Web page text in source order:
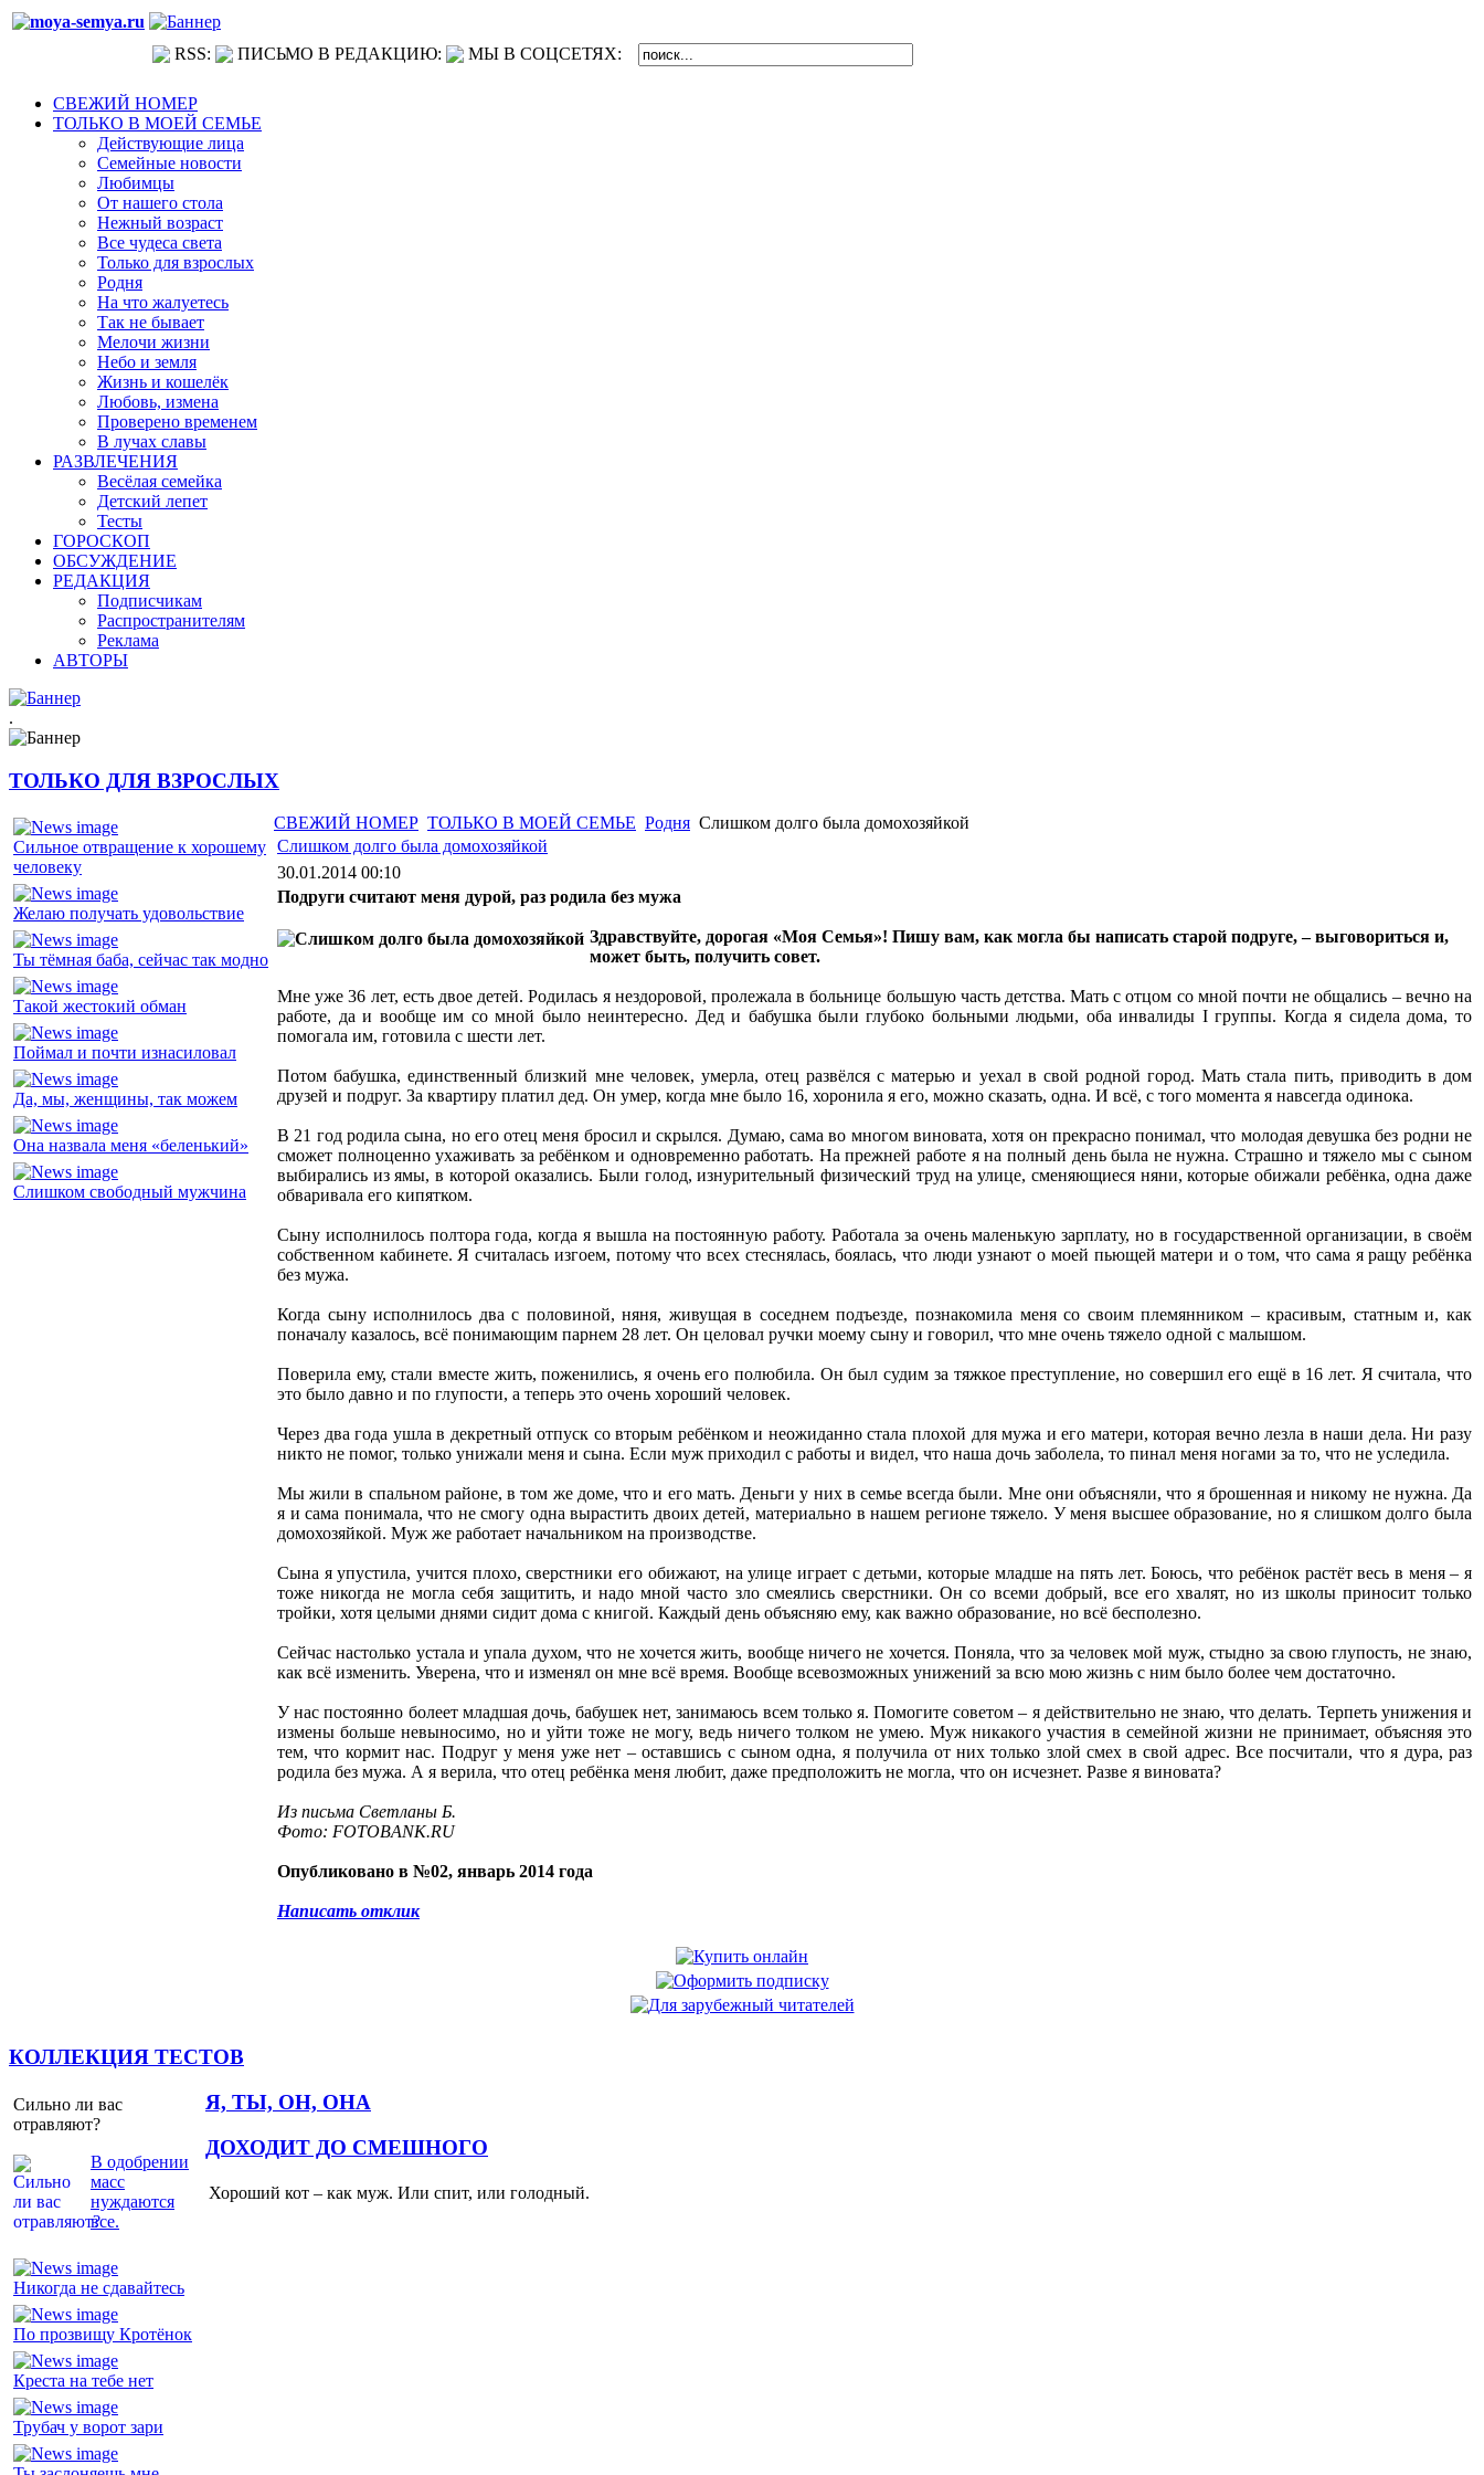
RSS: ПИСЬМО В РЕДАКЦИЮ: МЫ В СОЦСЕТЯХ:
СВЕЖИЙ НОМЕР
ТОЛЬКО В МОЕЙ СЕМЬЕ
Действующие лица
Семейные новости
Любимцы
От нашего стола
Нежный возраст
Все чудеса света
Только для взрослых
Родня
На что жалуетесь
Так не бывает
Мелочи жизни
Небо и земля
Жизнь и кошелёк
Любовь, измена
Проверено временем
В лучах славы
РАЗВЛЕЧЕНИЯ
Весёлая семейка
Детский лепет
Тесты
ГОРОСКОП
ОБСУЖДЕНИЕ
РЕДАКЦИЯ
Подписчикам
Распространителям
Реклама
АВТОРЫ
.
ТОЛЬКО ДЛЯ ВЗРОСЛЫХ
Сильное отвращение к хорошему
человеку
Желаю получать удовольствие
Ты тёмная баба, сейчас так модно
Такой жестокий обман
Поймал и почти изнасиловал
Да, мы, женщины, так можем
Она назвала меня «беленький»
Слишком свободный мужчина
СВЕЖИЙ НОМЕР ТОЛЬКО В МОЕЙ СЕМЬЕ Родня Слишком долго была домохозяйкой
Слишком долго была домохозяйкой
30.01.2014 00:10
Подруги считают меня дурой, раз родила без мужа
Здравствуйте, дорогая «Моя Семья»! Пишу вам, как могла бы написать старой подруге, – выговориться и,
может быть, получить совет.
Мне уже 36 лет, есть двое детей. Родилась я нездоровой, пролежала в больнице большую часть детства. Мать с отцом со мной почти не общались – вечно на
работе, да и вообще им со мной было неинтересно. Дед и бабушка были глубоко больными людьми, оба инвалиды I группы. Когда я сидела дома, то
помогала им, готовила с шести лет.
Потом бабушка, единственный близкий мне человек, умерла, отец развёлся с матерью и уехал в свой родной город. Мать стала пить, приводить в дом
друзей и подруг. За квартиру платил дед. Он умер, когда мне было 16, хоронила я его, можно сказать, одна. И всё, с того момента я навсегда одинока.
В 21 год родила сына, но его отец меня бросил и скрылся. Думаю, сама во многом виновата, хотя он прекрасно понимал, что молодая девушка без родни не
сможет полноценно ухаживать за ребёнком и одновременно работать. На прежней работе я на полный день была не нужна. Страшно и тяжело мы с сыном
выбирались из ямы, в которой оказались. Были голод, изнурительный физический труд на улице, сменяющиеся няни, которые обижали ребёнка, одна даже
обваривала его кипятком.
Сыну исполнилось полтора года, когда я вышла на постоянную работу. Работала за очень маленькую зарплату, но в государственной организации, в своём
собственном кабинете. Я считалась изгоем, потому что всех стеснялась, боялась, что люди узнают о моей пьющей матери и о том, что сама я ращу ребёнка
без мужа.
Когда сыну исполнилось два с половиной, няня, живущая в соседнем подъезде, познакомила меня со своим племянником – красивым, статным и, как
поначалу казалось, всё понимающим парнем 28 лет. Он целовал ручки моему сыну и говорил, что мне очень тяжело одной с малышом.
Поверила ему, стали вместе жить, поженились, я очень его полюбила. Он был судим за тяжкое преступление, но совершил его ещё в 16 лет. Я считала, что
это было давно и по глупости, а теперь это очень хороший человек.
Через два года ушла в декретный отпуск со вторым ребёнком и неожиданно стала плохой для мужа и его матери, которая вечно лезла в наши дела. Ни разу
никто не помог, только унижали меня и сына. Если муж приходил с работы и видел, что наша дочь заболела, то пинал меня ногами за то, что не уследила.
Мы жили в спальном районе, в том же доме, что и его мать. Деньги у них в семье всегда были. Мне они объясняли, что я брошенная и никому не нужна. Да
я и сама понимала, что не смогу одна вырастить двоих детей, материально в нашем регионе тяжело. У меня высшее образование, но я слишком долго была
домохозяйкой. Муж же работает начальником на производстве.
Сына я упустила, учится плохо, сверстники его обижают, на улице играет с детьми, которые младше на пять лет. Боюсь, что ребёнок растёт весь в меня – я
тоже никогда не могла себя защитить, и надо мной часто зло смеялись сверстники. Он со всеми добрый, все его хвалят, но из школы приносит только
тройки, хотя целыми днями сидит дома с книгой. Каждый день объясняю ему, как важно образование, но всё бесполезно.
Сейчас настолько устала и упала духом, что не хочется жить, вообще ничего не хочется. Поняла, что за человек мой муж, стыдно за свою глупость, не знаю,
как всё изменить. Уверена, что и изменял он мне всё время. Вообще всевозможных унижений за всю мою жизнь с ним было более чем достаточно.
У нас постоянно болеет младшая дочь, бабушек нет, занимаюсь всем только я. Помогите советом – я действительно не знаю, что делать. Терпеть унижения и
измены больше невыносимо, но и уйти тоже не могу, ведь ничего толком не умею. Муж никакого участия в семейной жизни не принимает, объясняя это
тем, что кормит нас. Подруг у меня уже нет – оставшись с сыном одна, я получила от них только злой смех в свой адрес. Все посчитали, что я дура, раз
родила без мужа. А я верила, что отец ребёнка меня любит, даже предположить не могла, что он исчезнет. Разве я виновата?
Из письма Светланы Б.
Фото: FOTOBANK.RU
Опубликовано в №02, январь 2014 года
Написать отклик
КОЛЛЕКЦИЯ ТЕСТОВ
Сильно ли вас
отравляют?
В одобрении
масс
нуждаются
все.
Я, ТЫ, ОН, ОНА
Никогда не сдавайтесь
По прозвищу Кротёнок
Креста на тебе нет
Трубач у ворот зари
ДОХОДИТ ДО СМЕШНОГО
Хороший кот – как муж. Или спит, или голодный.